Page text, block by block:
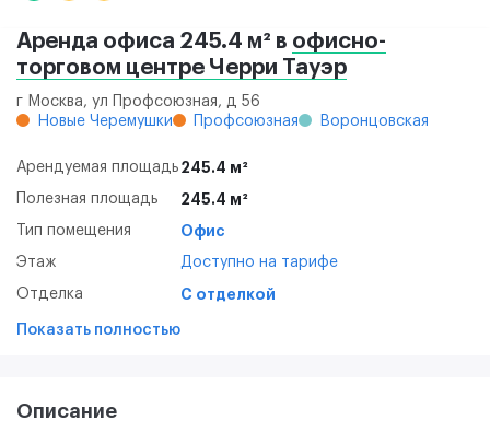
Аренда офиса 245.4 м² в офисно-
торговом центре Черри Тауэр
г Москва, ул Профсоюзная, д 56
Новые Черемушки
Профсоюзная Воронцовская
Арендуемая площадь 245.4 м²
Полезная площадь 245.4 м²
Тип помещения Офис
Этаж Доступно на тарифе
Отделка С отделкой
Показать полностью
Описание